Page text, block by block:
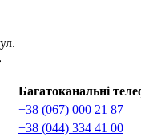
Багатоканальні
+38 (067) 000 21 87
+38 (044) 334 41 00